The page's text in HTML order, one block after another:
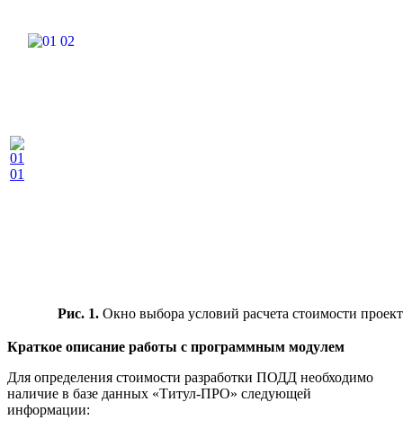
Рис. 1. Окно выбора условий расчета стоимости
Краткое описание работы с программным модулем
Для определения стоимости разработки ПОДД необходимо
наличие в базе данных «Титул-ПРО» следующей
информации: